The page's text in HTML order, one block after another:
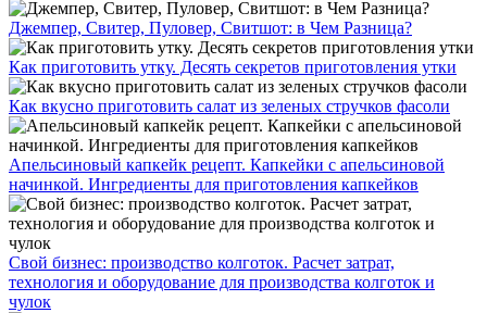
Джемпер, Свитер, Пуловер, Свитшот: в Чем Разница?
Как приготовить утку. Десять секретов приготовления утки
Как вкусно приготовить салат из зеленых стручков фасоли
Апельсиновый капкейк рецепт. Капкейки с апельсиновой
начинкой. Ингредиенты для приготовления капкейков
Свой бизнес: производство колготок. Расчет затрат,
технология и оборудование для производства колготок и
чулок